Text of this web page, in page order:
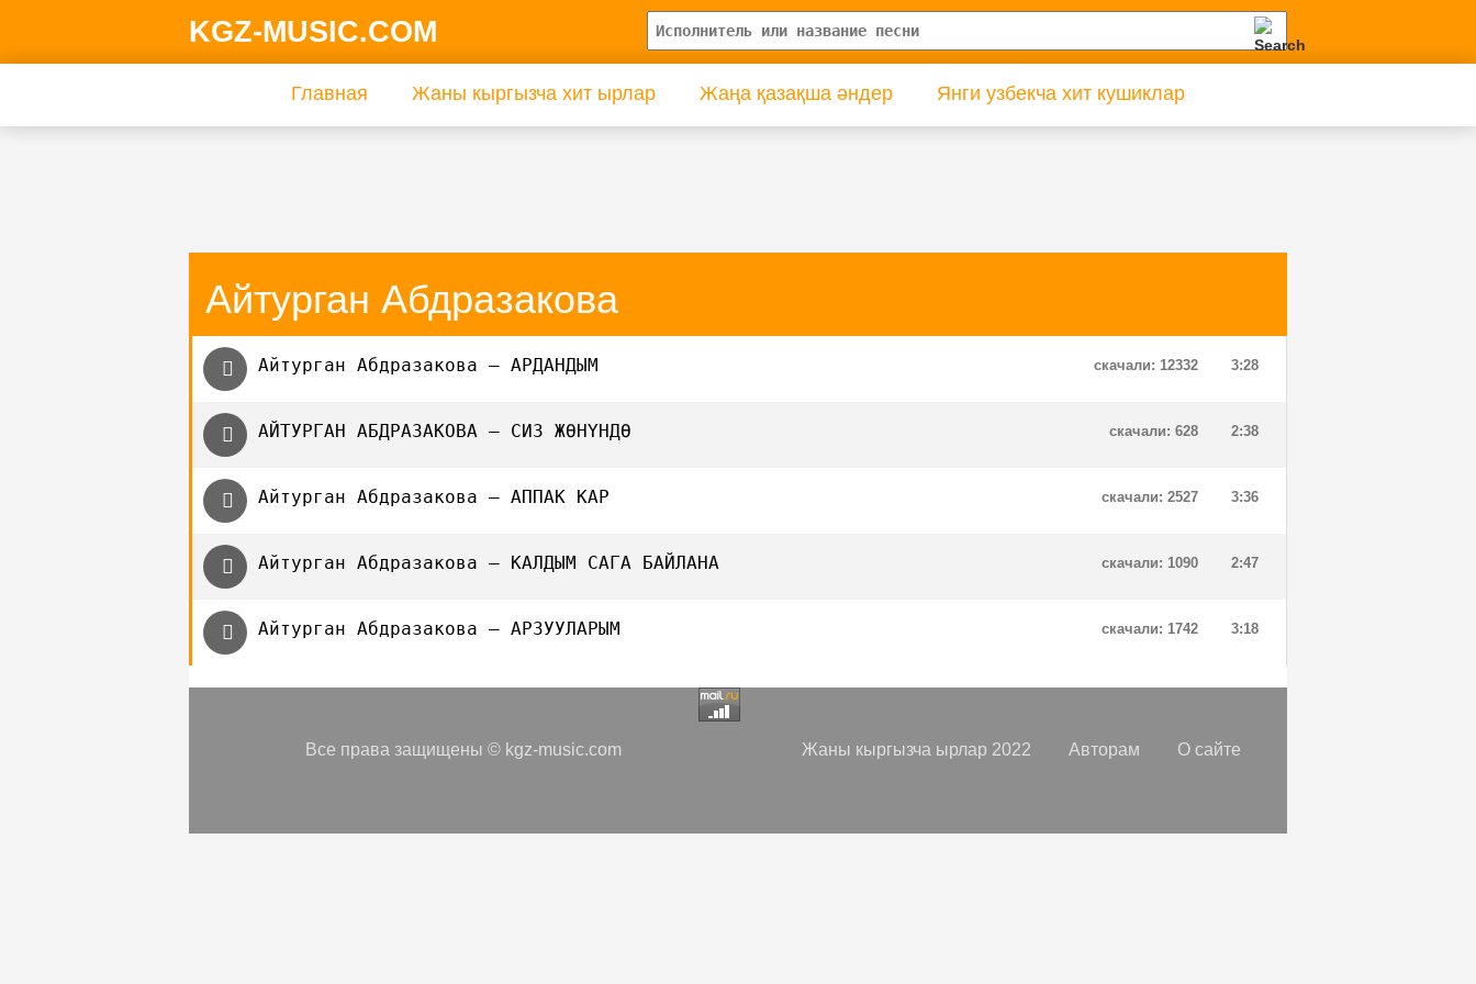
KGZ-MUSIC.COM
Главная Жаны кыргызча хит ырлар Жаңа қазақша әндер Янги узбекча хит кушиклар
Айтурган Абдразакова
Айтурган Абдразакова — АРДАНДЫМ 3:28
скачали: 12332
АЙТУРГАН АБДРАЗАКОВА — СИЗ ЖӨНҮНДӨ 2:38
скачали: 628
Айтурган Абдразакова — АППАК КАР 3:36
скачали: 2527
Айтурган Абдразакова — КАЛДЫМ САГА БАЙЛАНА 2:47
скачали: 1090
Айтурган Абдразакова — АРЗУУЛАРЫМ 3:18
скачали: 1742
Все права защищены © kgz-music.com Жаны кыргызча ырлар 2022 Авторам О сайте